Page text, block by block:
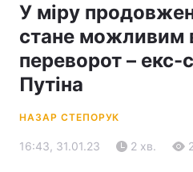
У міру
стане можливим
переворот – екс-
Путіна
НАЗАР СТЕПОРУК
16:43, 31.01.23 2 хв.